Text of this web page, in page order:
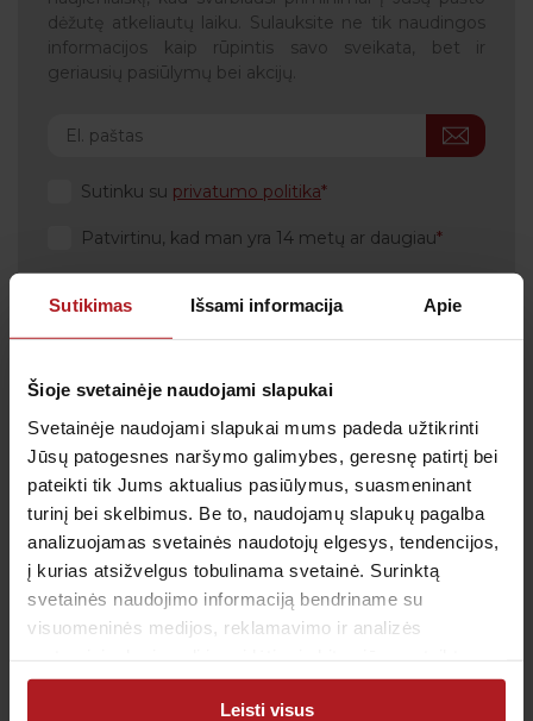
Sutikimas Išsami informacija Apie
Šioje svetainėje naudojami slapukai
Svetainėje naudojami slapukai mums padeda užtikrinti
Jūsų patogesnes naršymo galimybes, geresnę patirtį bei
pateikti tik Jums aktualius pasiūlymus, suasmeninant
turinį bei skelbimus. Be to, naudojamų slapukų pagalba
analizuojamas svetainės naudotojų elgesys, tendencijos,
į kurias atsižvelgus tobulinama svetainė. Surinktą
svetainės naudojimo informaciją bendriname su
visuomeninės medijos, reklamavimo ir analizės
arba naudojant paslaugas surinktos informacijos.
Leisti visus
dėžutę atkeliautų laiku. Sulauksite ne tik naudingos
informacijos kaip rūpintis savo sveikata, bet ir
geriausių pasiūlymų bei akcijų.
Sutinku su privatumo politika
Patvirtinu, kad man yra 14 metų ar daugiau
Tel.: (iš užsienio)00-370-37-245330
Skambučiai į klientų aptarnavimo centro numerį
apmokestinami pagal Jūsų ryšio operatoriaus
taikomą tarifą.
El. paštas:pagalba@anteja.lt
Darbo laikas:
I-V 7:00 – 19:00
VII: Nedirbame